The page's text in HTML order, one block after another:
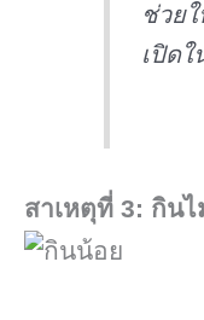
ช่วย
เปิด
สาเหตุที่ 3: กิน